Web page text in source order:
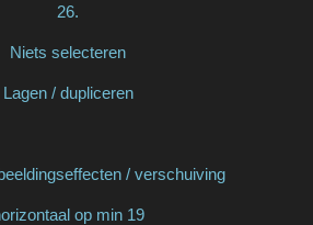
26.
Niets selecteren
Lagen / dupliceren
/ verschuiving
op min 19